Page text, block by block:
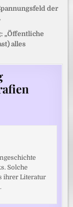
der
„Öffentliche
alles
Solche
ihrer Literatur